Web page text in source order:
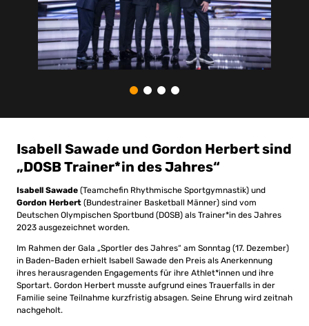
Isabell Sawade und Gordon Herbert sind
„DOSB Trainer*in des Jahres“
Isabell Sawade (Teamchefin Rhythmische Sportgymnastik) und
Gordon Herbert (Bundestrainer Basketball Männer) sind vom
Deutschen Olympischen Sportbund (DOSB) als Trainer*in des Jahres
2023 ausgezeichnet worden.
Im Rahmen der Gala „Sportler des Jahres“ am Sonntag (17. Dezember)
in Baden-Baden erhielt Isabell Sawade den Preis als Anerkennung
ihres herausragenden Engagements für ihre Athlet*innen und ihre
Sportart. Gordon Herbert musste aufgrund eines Trauerfalls in der
Familie seine Teilnahme kurzfristig absagen. Seine Ehrung wird zeitnah
nachgeholt.